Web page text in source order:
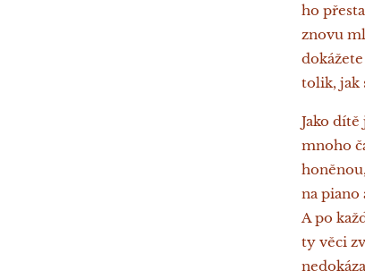
ho
znovu
tolik, jak
Jako
mnoho
na piano
A po
ty věci